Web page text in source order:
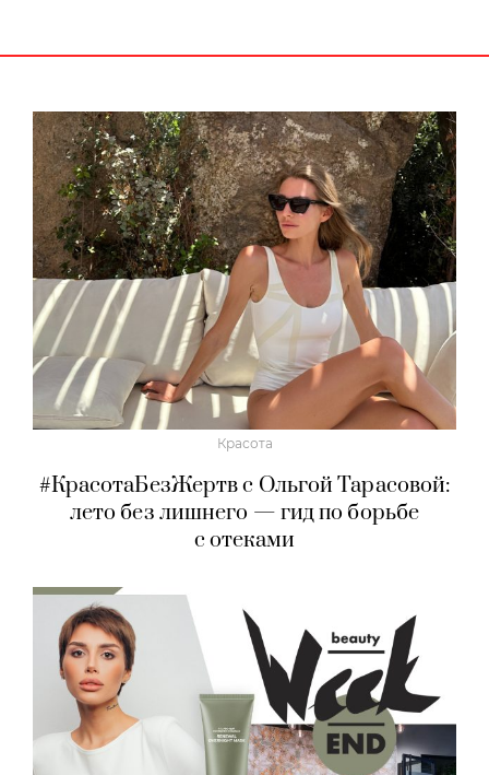
Красота
#КрасотаБезЖертв с Ольгой Тарасовой:
лето без лишнего — гид по борьбе
с отеками